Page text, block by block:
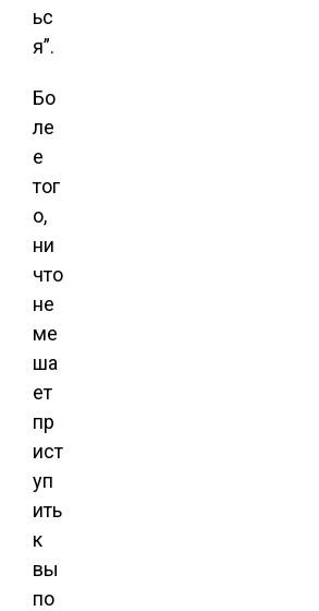
ьс
я”.
Бо
ле
е
тог
о,
ни
что
не
ме
ша
ет
пр
ист
уп
ить
к
вы
по